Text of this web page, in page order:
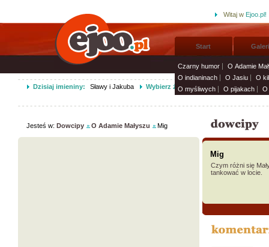
Witaj w Ejoo.pl!
Start
Czarny humor
O Adamie
O indianinach
O Jasiu
O
O myśliwych
O pijakach O
Dzisiaj imieniny: Sławy i Jakuba Wybierz życzenia imieninowe i wyślij
Jesteś w:Dowcipy O Adamie Małyszu Mig
Mig
Czym różni się
tankować w locie.